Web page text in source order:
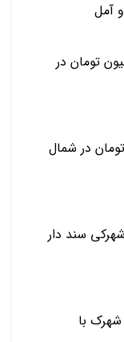
آمل
قیمت 100 صد میلیون تومان در
میلیون تومان در شمال
تومان شهرکی سند دار
با